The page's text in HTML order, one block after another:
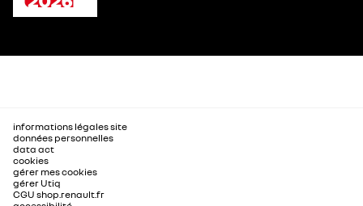
informations légales site
données personnelles
data act
cookies
gérer mes cookies
gérer Utiq
CGU shop.renault.fr